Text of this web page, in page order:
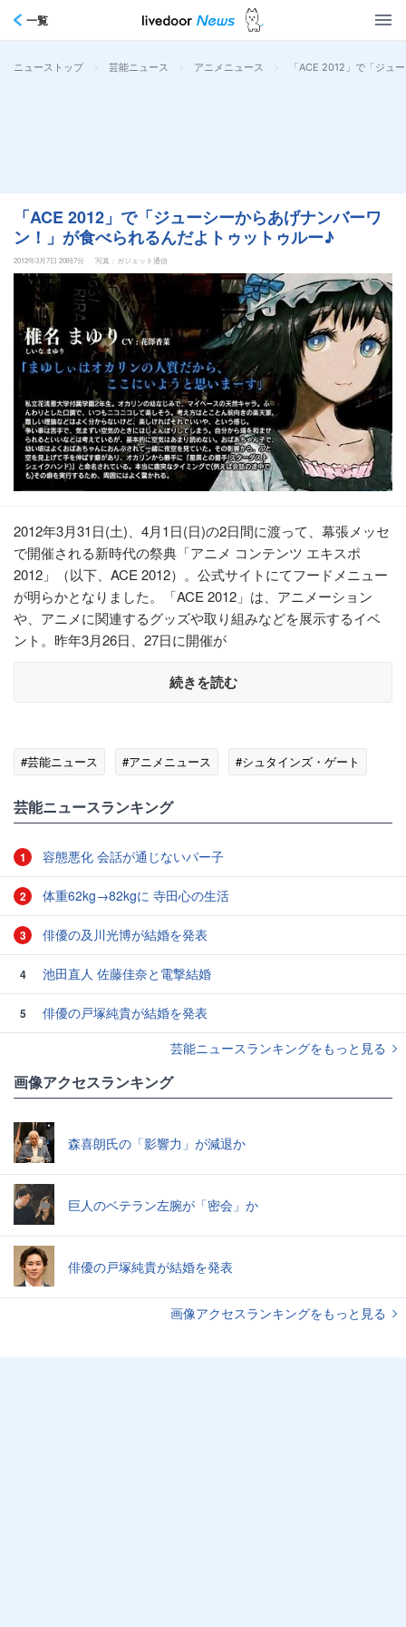
一覧
ニューストップ > 芸能ニュース > アニメニュース > 「ACE 2012」で「ジュ
「ACE 2012」で「ジューシーからあげナンバーワ
ン！」が食べられるんだよトゥットゥルー♪
2012年3月7日 20時7分 写真：ガジェット通信
2012年3月31日(土)、4月1日(日)の2日間に渡って、幕張メッセ
で開催される新時代の祭典「アニメ コンテンツ エキスポ
2012」（以下、ACE 2012）。公式サイトにてフードメニュー
が明らかとなりました。「ACE 2012」は、アニメーション
や、アニメに関連するグッズや取り組みなどを展示するイベ
ント。昨年3月26日、27日に開催が
続きを読む
#芸能ニュース #アニメニュース #シュタインズ・ゲート
芸能ニュースランキング
1 容態悪化 会話が通じないパー子
2 体重62kg→82kgに 寺田心の生活
3 俳優の及川光博が結婚を発表
4 池田直人 佐藤佳奈と電撃結婚
5
俳優の戸塚純貴が結婚を発表
芸能ニュースランキングをもっと見る
画像アクセスランキング
森喜朗氏の「影響力」が減退か
巨人のベテラン左腕が「密会」か
俳優の戸塚純貴が結婚を発表
画像アクセスランキングをもっと見る